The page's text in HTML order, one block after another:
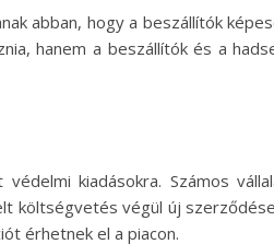
abban, hogy a beszállítók
hanem a beszállítók és a
kiadásokra. Számos
költségvetés végül új
érhetnek el a piacon.